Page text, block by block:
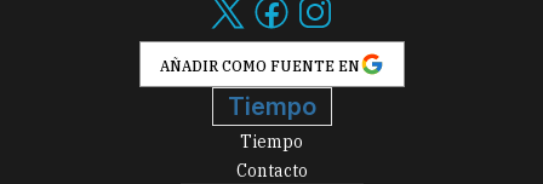
AÑADIR COMO FUENTE EN
Tiempo
Tiempo
Contacto